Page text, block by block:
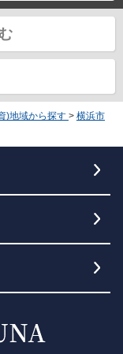
)地域から探す > 横浜市